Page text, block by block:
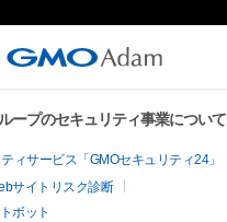
ープのセキュリティ事業について
ィサービス「GMOセキュリティ24」
サイトリスク診断
ボット